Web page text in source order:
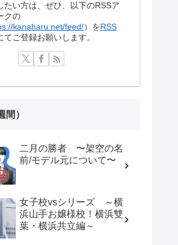
たい方は、ぜひ、以下のRSSア
クの
kanaharu.net/feed/）をRSS
てご登録お願いします。
間）
二月の勝者 〜架空の名
前/モデル元について〜
女子校vsシリーズ ～横
浜山手お嬢様校！横浜雙
葉・横浜共立編～